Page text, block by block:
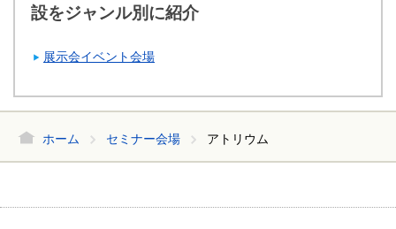
設をジャンル別に紹介
展示会イベント会場
ホーム セミナー会場 アトリウム